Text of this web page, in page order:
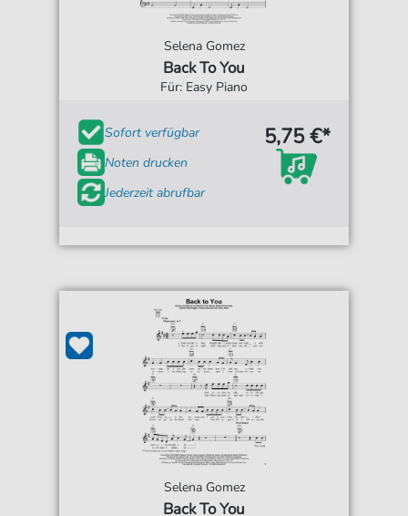
Selena Gomez
Back To You
Für: Easy Piano
Sofort verfügbar
Noten drucken
Jederzeit abrufbar
5,75 €*
Selena Gomez
Back To You